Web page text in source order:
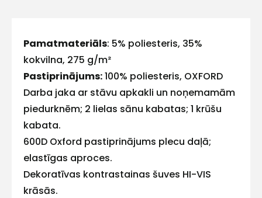
Pamatmateriāls: 5% poliesteris, 35%
kokvilna, 275 g/m²
Pastiprinājums:100% poliesteris, OXFORD
Darba jaka ar stāvu apkakli un noņemamām
piedurknēm; 2 lielas sānu kabatas; 1 krūšu
kabata.
600D Oxford pastiprinājums plecu daļā;
elastīgas aproces.
Dekoratīvas kontrastainas šuves HI-VIS
krāsās.
E-pasts
Kontakttālrunis